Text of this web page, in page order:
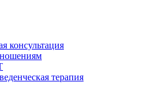
консультация
терапия